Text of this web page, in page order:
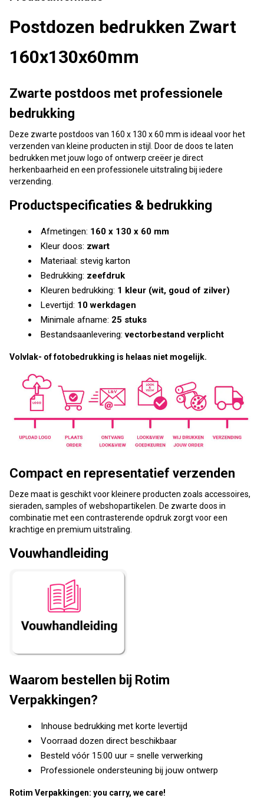
Postdozen bedrukken Zwart
160x130x60mm
Zwarte postdoos met professionele
bedrukking
Deze zwarte postdoos van 160 x 130 x 60 mm is ideaal voor het
verzenden van kleine producten in stijl. Door de doos te laten
bedrukken met jouw logo of ontwerp creëer je direct
herkenbaarheid en een professionele uitstraling bij iedere
verzending.
Productspecificaties & bedrukking
Afmetingen: 160 x 130 x 60 mm
Kleur doos: zwart
Materiaal: stevig karton
Bedrukking: zeefdruk
Kleuren bedrukking: 1 kleur (wit, goud of zilver)
Levertijd: 10 werkdagen
Minimale afname: 25 stuks
Bestandsaanlevering:vectorbestand verplicht
Volvlak- of fotobedrukking is helaas niet mogelijk.
Compact en representatief verzenden
Deze maat is geschikt voor kleinere producten zoals accessoires,
sieraden, samples of webshopartikelen. De zwarte doos in
combinatie met een contrasterende opdruk zorgt voor een
krachtige en premium uitstraling.
Vouwhandleiding
Waarom bestellen bij Rotim
Verpakkingen?
Inhouse bedrukking met korte levertijd
Voorraad dozen direct beschikbaar
Besteld vóór 15:00 uur = snelle verwerking
Professionele ondersteuning bij jouw ontwerp
Rotim Verpakkingen: you carry, we care!